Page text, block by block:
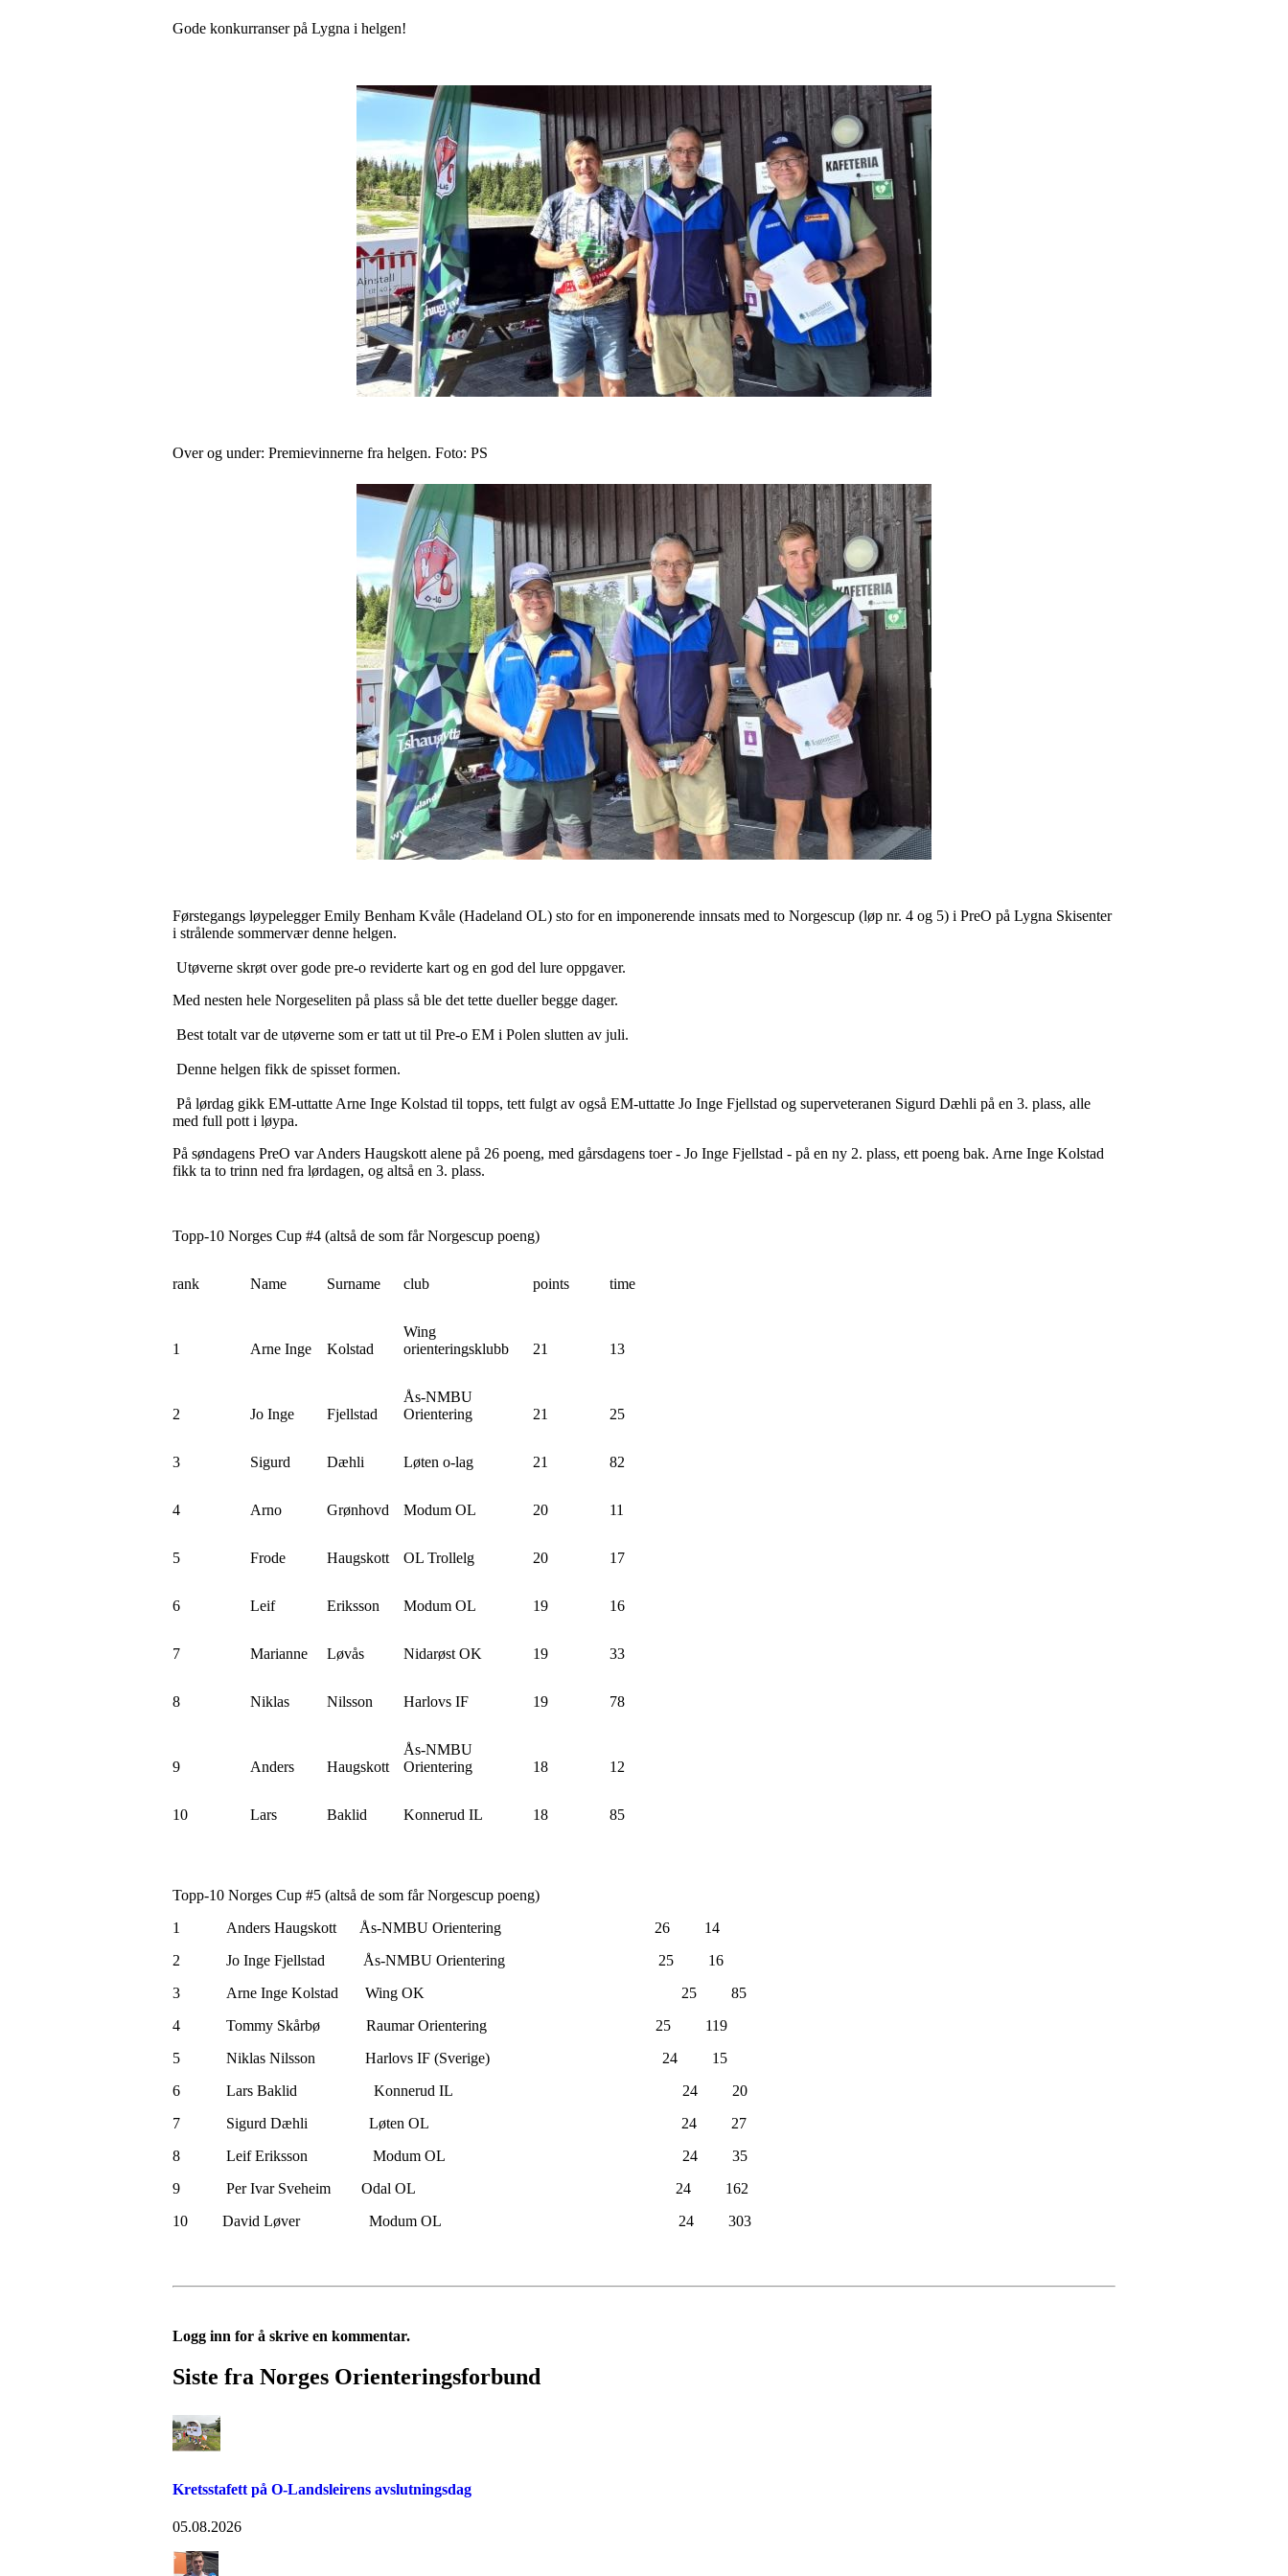
Gode konkurranser på Lygna i helgen!
Over og under: Premievinnerne fra helgen. Foto: PS
Førstegangs løypelegger Emily Benham Kvåle (Hadeland OL) sto for en imponerende innsats med to Norgescup (løp nr. 4 og 5) i PreO på Lygna Skisenter
i strålende sommervær denne helgen.
Utøverne skrøt over gode pre-o reviderte kart og en god del lure oppgaver.
Med nesten hele Norgeseliten på plass så ble det tette dueller begge dager.
Best totalt var de utøverne som er tatt ut til Pre-o EM i Polen slutten av juli.
Denne helgen fikk de spisset formen.
På lørdag gikk EM-uttatte Arne Inge Kolstad til topps, tett fulgt av også EM-uttatte Jo Inge Fjellstad og superveteranen Sigurd Dæhli på en 3. plass, alle
med full pott i løypa.
På søndagens PreO var Anders Haugskott alene på 26 poeng, med gårsdagens toer - Jo Inge Fjellstad - på en ny 2. plass, ett poeng bak. Arne Inge Kolstad
fikk ta to trinn ned fra lørdagen, og altså en 3. plass.
Topp-10 Norges Cup #4 (altså de som får Norgescup poeng)
rank Name Surname club points time
1 Arne Inge Kolstad
Wing
orienteringsklubb
21 13
2 Jo Inge Fjellstad
Ås-NMBU
Orientering
21 25
3 Sigurd Dæhli Løten o-lag 21 82
4 Arno Grønhovd Modum OL 20 11
5 Frode Haugskott OL Trollelg 20 17
6 Leif Eriksson Modum OL 19 16
7 Marianne Løvås Nidarøst OK 19 33
8 Niklas Nilsson Harlovs IF 19 78
9 Anders Haugskott
Ås-NMBU
Orientering
18 12
10 Lars Baklid Konnerud IL 18 85
Topp-10 Norges Cup #5 (altså de som får Norgescup poeng)
1 Anders Haugskott Ås-NMBU Orientering 26 14
2 Jo Inge Fjellstad Ås-NMBU Orientering 25 16
3 Arne Inge Kolstad Wing OK 25 85
4 Tommy Skårbø Raumar Orientering 25 119
5 Niklas Nilsson Harlovs IF (Sverige) 24 15
6 Lars Baklid Konnerud IL 24 20
7 Sigurd Dæhli Løten OL 24 27
8 Leif Eriksson Modum OL 24 35
9 Per Ivar Sveheim Odal OL 24 162
10 David Løver Modum OL 24 303
Logg inn for å skrive en kommentar.
Siste fra Norges Orienteringsforbund
Kretsstafett på O-Landsleirens avslutningsdag
05.08.2026